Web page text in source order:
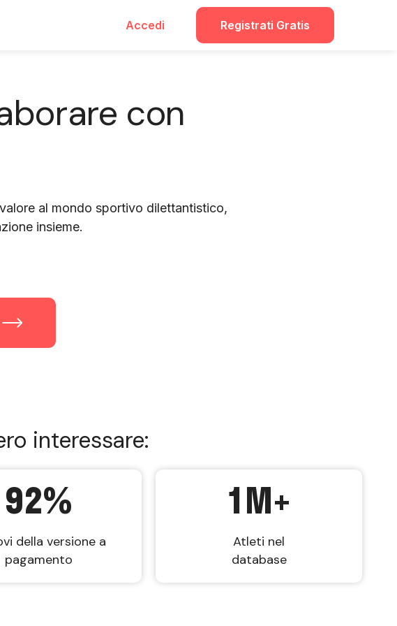
Accedi Registrati Gratis
con
al mondo sportivo dilettantistico,
insieme.
interessare:
92%
della versione a
pagamento
1M+
Atleti nel
database